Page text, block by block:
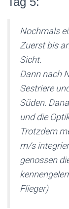
Nochmals
Zuerst bis
Sicht.
Dann nach
Sestriere
Süden.
und die
Trotzdem
m/s
genossen
Flieger)